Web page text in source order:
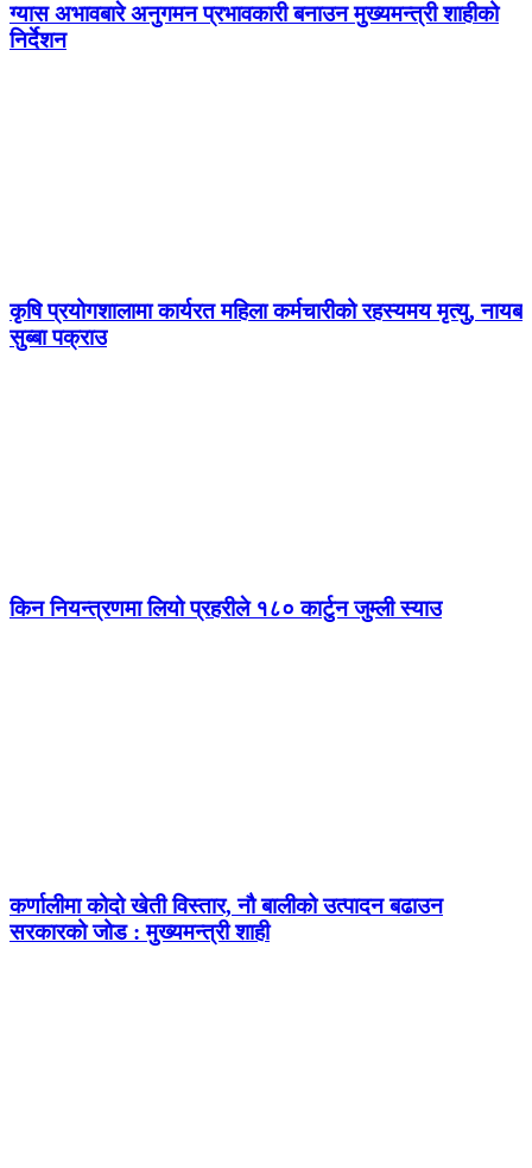
ग्यास अभावबारे अनुगमन प्रभावकारी बनाउन मुख्यमन्त्री शाहीको
निर्देशन
कृषि प्रयोगशालामा कार्यरत महिला कर्मचारीको रहस्यमय मृत्यु, नायब
सुब्बा पक्राउ
किन नियन्त्रणमा लियो प्रहरीले १८० कार्टुन जुम्ली स्याउ
कर्णालीमा कोदो खेती विस्तार, नौ बालीको उत्पादन बढाउन
सरकारको जोड : मुख्यमन्त्री शाही